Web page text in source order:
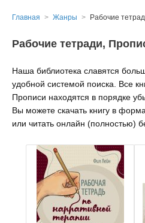
Главная Жанры Рабочие
Рабочие тетради,
Наша библиотека славятся
удобной системой поиска. Все
Прописи находятся в порядке
Вы можете скачать книгу в
или читать онлайн (полностью)